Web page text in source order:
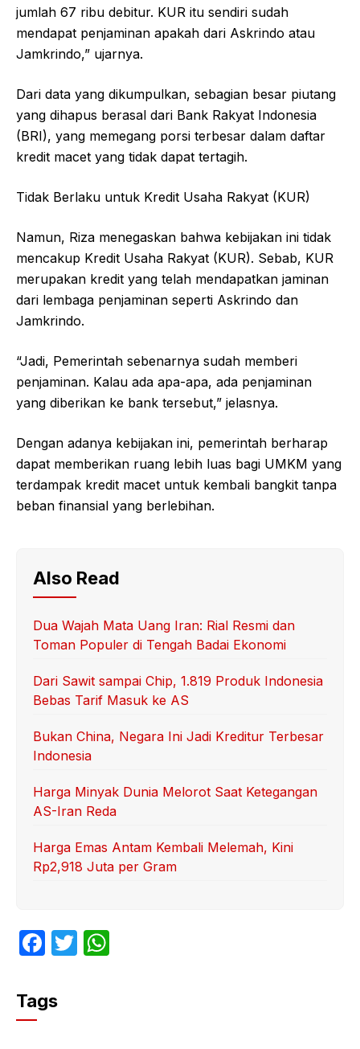
jumlah 67 ribu debitur. KUR itu sendiri sudah
mendapat penjaminan apakah dari Askrindo atau
Jamkrindo,” ujarnya.
Dari data yang dikumpulkan, sebagian besar piutang
yang dihapus berasal dari Bank Rakyat Indonesia
(BRI), yang memegang porsi terbesar dalam daftar
kredit macet yang tidak dapat tertagih.
Tidak Berlaku untuk Kredit Usaha Rakyat (KUR)
Namun, Riza menegaskan bahwa kebijakan ini tidak
mencakup Kredit Usaha Rakyat (KUR). Sebab, KUR
merupakan kredit yang telah mendapatkan jaminan
dari lembaga penjaminan seperti Askrindo dan
Jamkrindo.
“Jadi, Pemerintah sebenarnya sudah memberi
penjaminan. Kalau ada apa-apa, ada penjaminan
yang diberikan ke bank tersebut,” jelasnya.
Dengan adanya kebijakan ini, pemerintah berharap
dapat memberikan ruang lebih luas bagi UMKM yang
terdampak kredit macet untuk kembali bangkit tanpa
beban finansial yang berlebihan.
Also Read
Dua Wajah Mata Uang Iran: Rial Resmi dan
Toman Populer di Tengah Badai Ekonomi
Dari Sawit sampai Chip, 1.819 Produk Indonesia
Bebas Tarif Masuk ke AS
Bukan China, Negara Ini Jadi Kreditur Terbesar
Indonesia
Harga Minyak Dunia Melorot Saat Ketegangan
AS-Iran Reda
Harga Emas Antam Kembali Melemah, Kini
Rp2,918 Juta per Gram
F
c
e
T
Tags